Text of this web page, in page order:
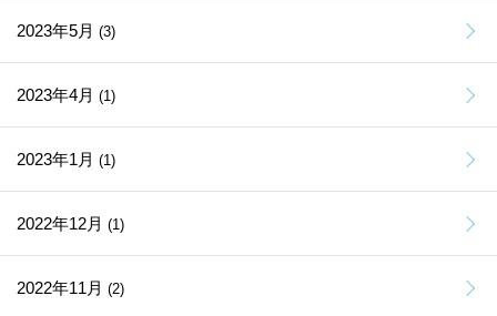
2023年5月 (3)
2023年4月 (1)
2023年1月 (1)
2022年12月 (1)
2022年11月 (2)